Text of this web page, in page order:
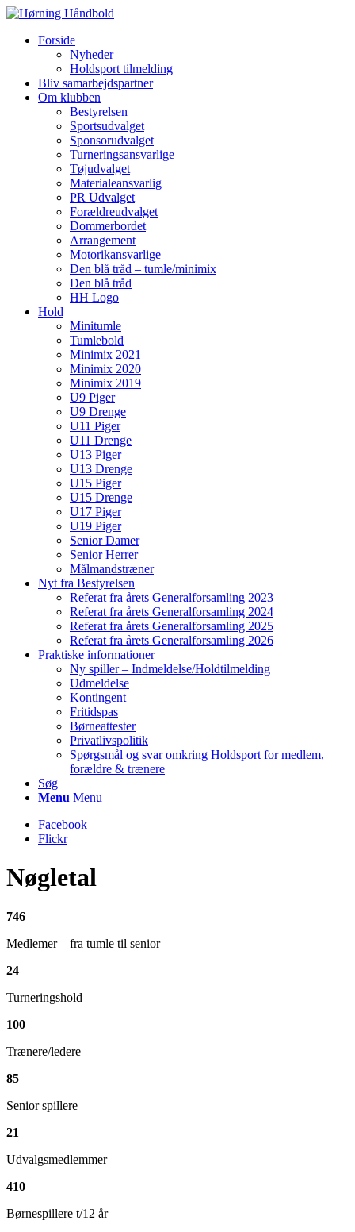
Forside
Nyheder
Holdsport tilmelding
Bliv samarbejdspartner
Om klubben
Bestyrelsen
Sportsudvalget
Sponsorudvalget
Turneringsansvarlige
Tøjudvalget
Materialeansvarlig
PR Udvalget
Forældreudvalget
Dommerbordet
Arrangement
Motorikansvarlige
Den blå tråd – tumle/minimix
Den blå tråd
HH Logo
Hold
Minitumle
Tumlebold
Minimix 2021
Minimix 2020
Minimix 2019
U9 Piger
U9 Drenge
U11 Piger
U11 Drenge
U13 Piger
U13 Drenge
U15 Piger
U15 Drenge
U17 Piger
U19 Piger
Senior Damer
Senior Herrer
Målmandstræner
Nyt fra Bestyrelsen
Referat fra årets Generalforsamling 2023
Referat fra årets Generalforsamling 2024
Referat fra årets Generalforsamling 2025
Referat fra årets Generalforsamling 2026
Praktiske informationer
Ny spiller – Indmeldelse/Holdtilmelding
Udmeldelse
Kontingent
Fritidspas
Børneattester
Privatlivspolitik
Spørgsmål og svar omkring Holdsport for medlem,
forældre & trænere
Søg
Menu Menu
Facebook
Flickr
Nøgletal
746
Medlemer – fra tumle til senior
24
Turneringshold
100
Trænere/ledere
85
Senior spillere
21
Udvalgsmedlemmer
410
Børnespillere t/12 år